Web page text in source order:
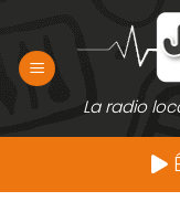
contenu
La radio